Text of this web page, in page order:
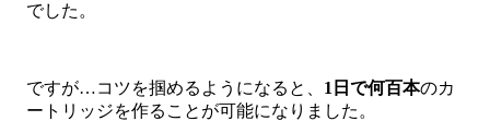
でした。
ですが…コツを掴めるようになると、 1日で何百本のカ
ートリッジを作ることが可能になりました。